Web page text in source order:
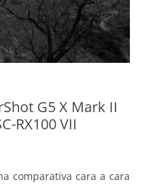
G5 X Mark II
RX100 VII
comparativa cara a cara